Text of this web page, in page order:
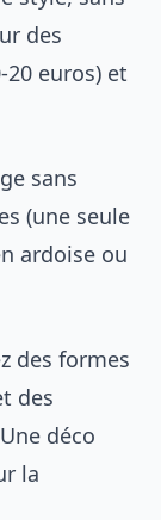
des
euros) et
sans
(une seule
ardoise ou
des formes
des
déco
la